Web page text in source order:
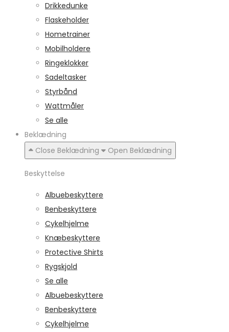
Drikkedunke
Flaskeholder
Hometrainer
Mobilholdere
Ringeklokker
Sadeltasker
Styrbånd
Wattmåler
Se alle
Beklædning
Close Beklædning
Open Beklædning
Beskyttelse
Albuebeskyttere
Benbeskyttere
Cykelhjelme
Knæbeskyttere
Protective Shirts
Rygskjold
Se alle
Albuebeskyttere
Benbeskyttere
Cykelhjelme